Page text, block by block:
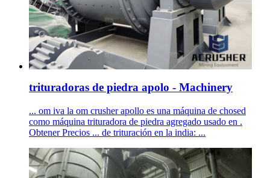
trituradoras de piedra apolo - Machinery
... om iva la om crusher apollo es una máquina de chosed
como máquina trituradora de piedra agregado usado en .
Obtener Precios ... de trituración en la india: ...